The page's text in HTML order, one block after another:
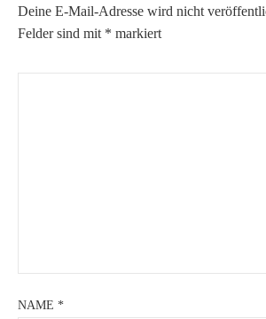
Deine E-Mail-Adresse wird nicht
Felder sind mit * markiert
NAME *